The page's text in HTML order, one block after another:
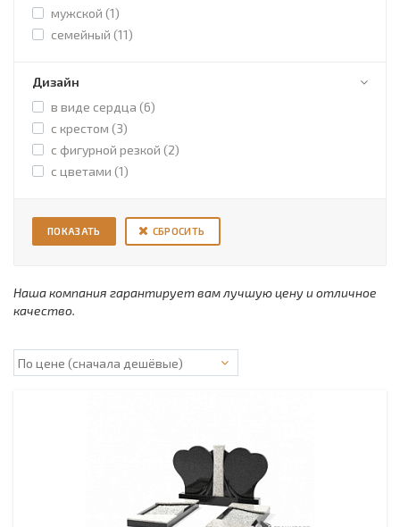
мужской (1)
семейный (11)
Дизайн
в виде сердца (6)
с крестом (3)
с фигурной резкой (2)
с цветами (1)
СБРОСИТЬ
Наша компания гарантирует вам лучшую цену и отличное
качество.